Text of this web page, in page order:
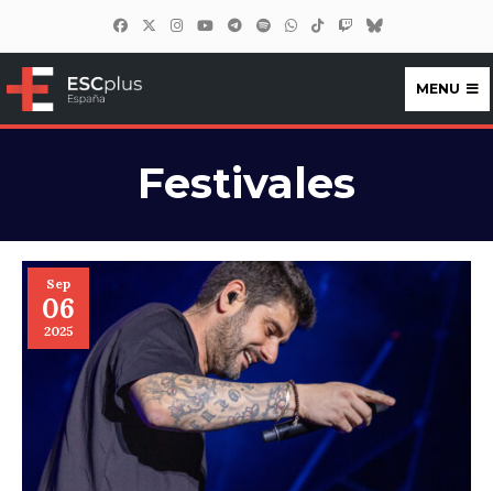
ESCplus España
MENU
Festivales
Sep
06
2025